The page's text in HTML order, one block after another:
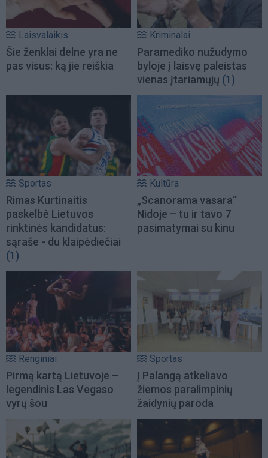
Laisvalaikis
Šie ženklai delne yra ne
pas visus: ką jie reiškia
Kriminalai
Paramediko nužudymo
byloje į laisvę paleistas
vienas įtariamųjų (1)
Sportas
Rimas Kurtinaitis
paskelbė Lietuvos
rinktinės kandidatus:
sąraše - du klaipėdiečiai
(1)
Kultūra
„Scanorama vasara“
Nidoje – tu ir tavo 7
pasimatymai su kinu
Renginiai
Pirmą kartą Lietuvoje –
legendinis Las Vegaso
vyrų šou
Sportas
Į Palangą atkeliavo
žiemos paralimpinių
žaidynių paroda